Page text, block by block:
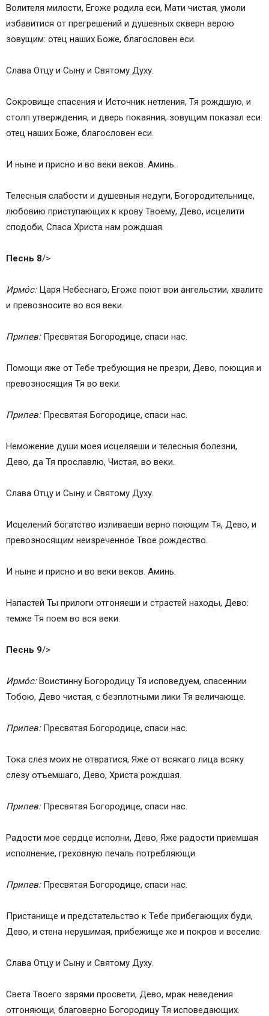
Волителя милости, Егоже родилa еси, Мaти чистая, умоли
избaвитися от прегрешений и душевных скверн верою
зовущим: отец наших Боже, благословен еси.
Слава Отцу и Сыну и Святому Духу.
Сокровище спасения и Источник нетления, Тя рождшую, и
столп утверждения, и дверь покаяния, зовущим показал еси:
отец наших Боже, благословен еси.
И ныне и присно и во веки веков. Аминь.
Телесныя слабости и душевныя недуги, Богородительнице,
любовию приступaющих к крову Твоему, Дево, исцелити
сподоби, Спaса Христа нам рождшая.
Песнь 8/>
Ирмо́с:Царя Небеснаго, Егоже поют вои aнгельстии, хвалите
и превозносите во вся веки.
Припев:Пресвятая Богородице, спаси нас.
Помощи яже от Тебе требующия не презри, Дево, поющия и
превозносящия Тя во веки.
Припев:Пресвятая Богородице, спаси нас.
Неможение души моея исцеляеши и телесныя болезни,
Дево, да Тя прослaвлю, Чистая, во веки.
Слава Отцу и Сыну и Святому Духу.
Исцелений богатство изливaеши верно поющим Тя, Дево, и
превозносящим неизреченное Твое рождество.
И ныне и присно и во веки веков. Аминь.
Напaстей Ты прилоги отгоняеши и страстей находы, Дево:
темже Тя поем во вся веки.
Песнь 9/>
Ирмо́с:Воистинну Богородицу Тя исповедуем, спасеннии
Тобою, Дево чистая, с безплотными лики Тя величaюще.
Припев:Пресвятая Богородице, спаси нас.
Тока слез моих не отвратися, Яже от всякаго лица всяку
слезу отъемшаго, Дево, Христа рождшая.
Припев:Пресвятая Богородице, спаси нас.
Радости мое сердце исполни, Дево, Яже радости приемшая
исполнение, греховную печаль потребляющи.
Припев:Пресвятая Богородице, спаси нас.
Пристaнище и предстaтельство к Тебе прибегaющих буди,
Дево, и стена нерушимая, прибежище же и покров и веселие.
Слава Отцу и Сыну и Святому Духу.
Света Твоего зарями просвети, Дево, мрак неведения
отгоняющи, благоверно Богородицу Тя исповедающих.